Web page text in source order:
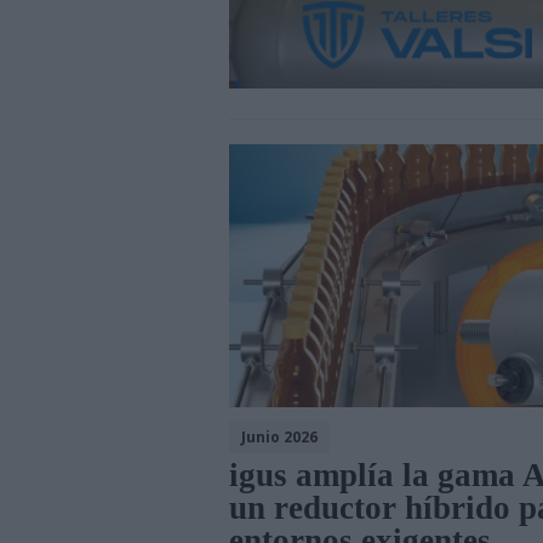
Junio 2026
igus amplía la gama
un reductor híbrido